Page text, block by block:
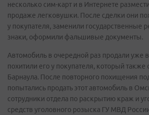
несколько сим-карт и в Интернете
продаже легковушки. После сделки они
у покупателя, заменили государственные
знаки, оформили фальшивые документы.
Автомобиль в очередной раз продали уже
похитили его у покупателя, который
Барнаула. После повторного похищения
попытались продать этот автомобиль в
сотрудники отдела по раскрытию краж и
средств уголовного розыска ГУ МВД